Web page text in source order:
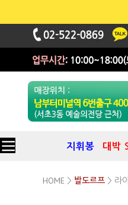
지휘봉 대박
HOME > 발도르프 > 라